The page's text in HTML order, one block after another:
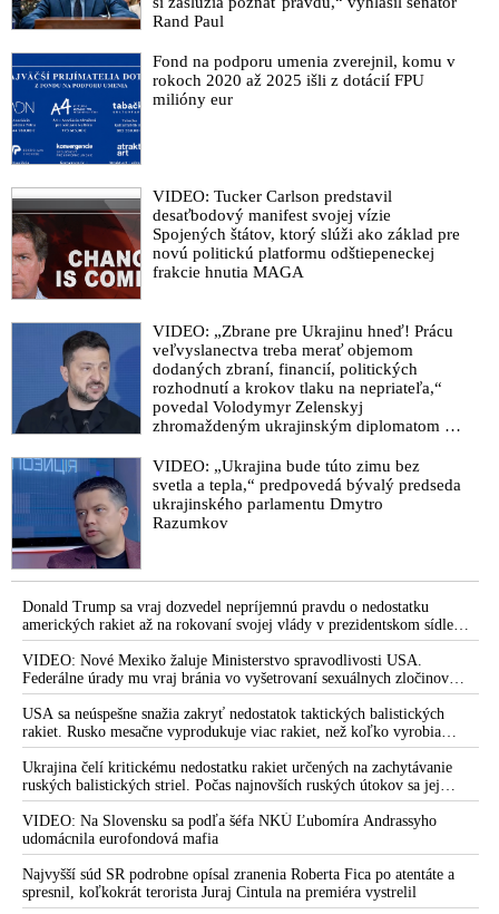
králikov mimo seba a ich rodín
tiskovce 17 minut po očkování vakcínou Pfizer
Matovičova vláda schválila národnú stratégiu vakcinácie proti
Covid-19. Očkovať chce 3,3 milióna Slovákov
Obrovský biznis farmafiriem: Za predaj vakcín proti COVID-
Vyhlásenie biskupov o morálnej nedovolenosti používania
vakcín vyrobených z potratených ľudských plodov
Viac ako 53% Slovákov odmieta očkovanie na Covid-19.
Celkovo 75% z opýtaných vakcínu neprijme
VIDEO: Príchod nových vakcín je ako príchod Krista. Je to
úžasný darček pod vianočný stromček. Kto sa nedá zaočkovať,
pácha ťažký hriech
Trump nemá v pláne zaočkovať sa proti koronavírusu
Švajčiarske úrady pozastavujú povolenie pre vakcíny
spoločností Pfizer/BioNTech, AstraZeneca a Moderna
Britská Národná zdravotná služba varuje alergikov pred
podaním vakcíny proti koronavírusu
Konferencia biskupov Slovenska podporuje očkovanie na
Covid
WHO nesúhlasí s povinným očkovaním proti ochoreniu
COVID-19
WHO upozornila, že vakcíny nie sú zázračným liekom na
koronavírus
VIDEO: Tretina zaočkovaných nebude stačiť, varuje Krčméry.
Mainstreamu sa poďakoval za pozitívne informovanie o
vakcínach
Pfizer prináša vakcíny na COVID-19. Po prečítaní káuz tohto
farmaceutického gigantu si od neho nedáte ani len vitamín C
VIDEO: Pozorujeme více nežádoucích příhod po očkování na
covid, varuje vakcinolog Petráš
VIDEO: Očkovanie je obchod tisícročia pre Pfizer. Ak chcete
Rand Paul
Fond na podporu umenia zverejnil, komu v
rokoch 2020 až 2025 išli z dotácií FPU
milióny eur
VIDEO: Tucker Carlson predstavil
desaťbodový manifest svojej vízie
Spojených štátov, ktorý slúži ako základ pre
novú politickú platformu odštiepeneckej
frakcie hnutia MAGA
VIDEO: „Zbrane pre Ukrajinu hneď! Prácu
veľvyslanectva treba merať objemom
dodaných zbraní, financií, politických
rozhodnutí a krokov tlaku na nepriateľa,“
povedal Volodymyr Zelenskyj
zhromaždeným ukrajinským diplomatom v
že USA Ukrajine nedodajú protiraketové
systémy Patriot
VIDEO: „Ukrajina bude túto zimu bez
svetla a tepla,“ predpovedá bývalý predseda
ukrajinského parlamentu Dmytro
Razumkov
Donald Trump sa vraj dozvedel nepríjemnú pravdu o nedostatku
amerických rakiet až na rokovaní svojej vlády v prezidentskom sídle
Camp David v Marylande, a preto musel odložiť plánované útoky na
Irán. Prezident USA sa pre to údajne pohádal so šéfom Pentagónu, lebo
bol presvedčený o opaku
VIDEO: Nové Mexiko žaluje Ministerstvo spravodlivosti USA.
Federálne úrady mu vraj bránia vo vyšetrovaní sexuálnych zločinov
organizátora pedofilnej siete Jeffreyho Epsteina. Ten mal nariadiť, aby
dve dievčatá zo zahraničia, ktoré boli uškrtené počas drsného
fetišistického sexu, pochovali v blízkosti jeho ranča v tomto americkom
štáte
USA sa neúspešne snažia zakryť nedostatok taktických balistických
rakiet. Rusko mesačne vyprodukuje viac rakiet, než koľko vyrobia
všetci producenti systémov Patriot dohromady
Ukrajina čelí kritickému nedostatku rakiet určených na zachytávanie
ruských balistických striel. Počas najnovších ruských útokov sa jej
nepodarilo zostreliť ani jednu. Volodymyr Zelenskyj sa v zúfalstve snaží
prostredníctvom NATO zabezpečiť ich dodávky
VIDEO: Na Slovensku sa podľa šéfa NKÚ Ľubomíra Andrassyho
udomácnila eurofondová mafia
Najvyšší súd SR podrobne opísal zranenia Roberta Fica po atentáte a
spresnil, koľkokrát terorista Juraj Cintula na premiéra vystrelil